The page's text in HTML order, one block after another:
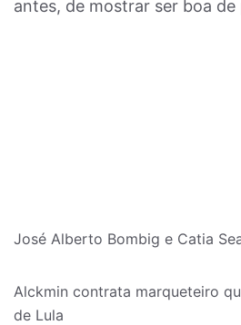
antes, de mostrar ser boa de
José Alberto Bombig e Catia
Alckmin contrata marqueteiro
de Lula